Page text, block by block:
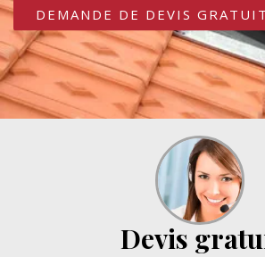
DEMANDE DE DEVIS GRATUIT
Devis